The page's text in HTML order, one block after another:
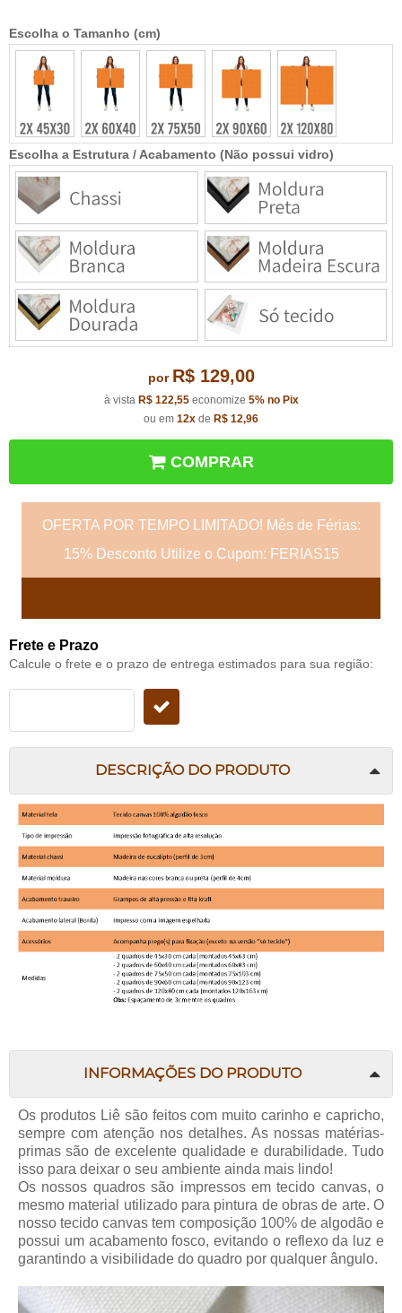
Escolha a Estrutura / Acabamento (Não possui vidro)
Escolha o Tamanho (cm)
por R$ 129,00
à vista R$ 122,55economize 5% no Pix
ou em 12x de R$ 12,96
COMPRAR
OFERTA POR TEMPO LIMITADO! Mês de Férias:
15% Desconto Utilize o Cupom: FERIAS15
Frete e Prazo
Calcule o frete e o prazo de entrega estimados para sua região:
DESCRIÇÃO DO PRODUTO
INFORMAÇÕES DO PRODUTO
Os produtos Liê são feitos com muito carinho e capricho,
sempre com atenção nos detalhes. As nossas matérias-
primas são de excelente qualidade e durabilidade. Tudo
isso para deixar o seu ambiente ainda mais lindo!
Os nossos quadros são impressos em tecido canvas, o
mesmo material utilizado para pintura de obras de arte. O
nosso tecido canvas tem composição 100% de algodão e
possui um acabamento fosco, evitando o reflexo da luz e
garantindo a visibilidade do quadro por qualquer ângulo.